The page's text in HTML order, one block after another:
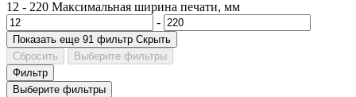
12 - 220 Максимальная ширина печати, мм
-
Показать еще 91 фильтр Скрыть
Сбросить
Выберите фильтры
Фильтр
Выберите фильтры